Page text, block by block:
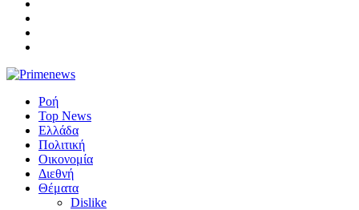
Ροή
Top News
Ελλάδα
Πολιτική
Οικονομία
Διεθνή
Θέματα
Dislike